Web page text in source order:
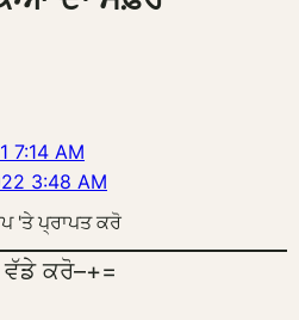
7:14 AM
3:48 AM
'ਤੇ ਪ੍ਰਾਪਤ ਕਰੋ
ਕਰੋ–+=